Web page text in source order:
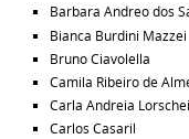
Barbara Andreo dos
Bianca Burdini Mazzei
Bruno Ciavolella
Camila Ribeiro de
Carla Andreia
Carlos Casaril